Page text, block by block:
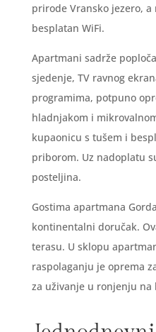
prirode Vransko jezero,
besplatan WiFi.
Apartmani sadrže
sjedenje, TV ravnog
programima, potpuno
hladnjakom i
kupaonicu s tušem i
priborom. Uz nadoplatu
posteljina.
Gostima apartmana
kontinentalni doručak.
terasu. U sklopu
raspolaganju je oprema
za uživanje u ronjenju na